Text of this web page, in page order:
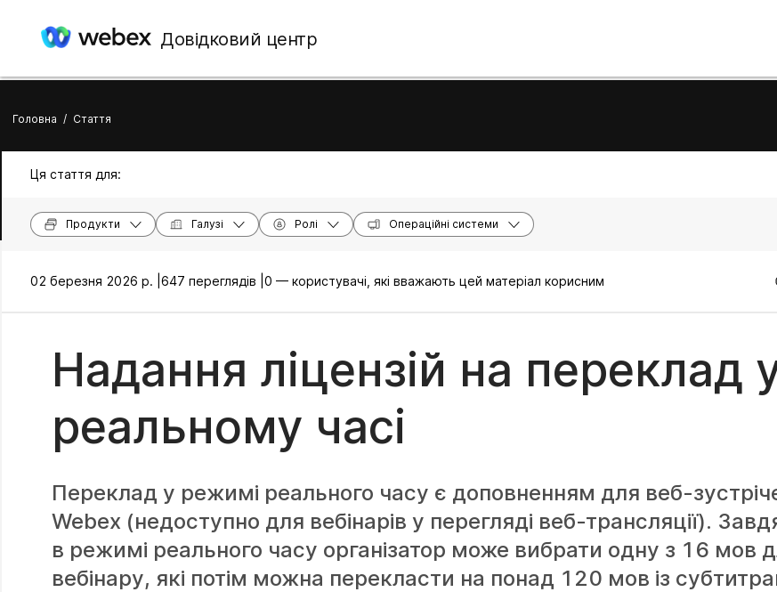
Довідковий центр
Головна / Стаття
Ця стаття для:
Продукти Галузі Ролі Операційні системи
02 березня 2026 р. | 647 переглядів | 0 — користувачі, які вважають цей матеріал корисним
Надання ліцензій на переклад
реальному часі
Переклад у режимі реального часу є доповненням для веб-
Webex (недоступно для вебінарів у перегляді веб-трансляції).
в режимі реального часу організатор може вибрати одну з 16 мов
вебінару, які потім можна перекласти на понад 120 мов із